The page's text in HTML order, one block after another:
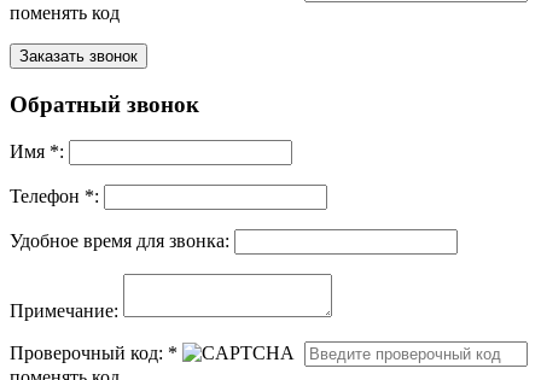
поменять код
Обратный звонок
Имя *:
Телефон *:
Удобное время для звонка:
Примечание:
Проверочный код: *